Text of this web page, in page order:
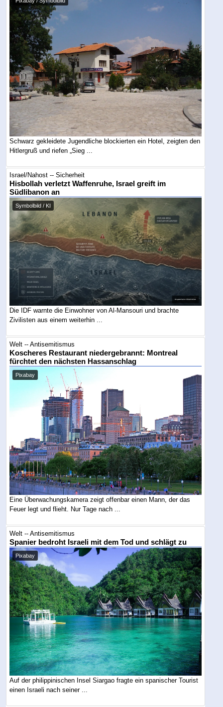
Schwarz gekleidete Jugendliche blockierten ein Hotel, zeigten den
Hitlergruß und riefen „Sieg ...
Israel/Nahost -- Sicherheit
Hisbollah verletzt Waffenruhe, Israel greift im
Südlibanon an
Symbolbild / KI
Die IDF warnte die Einwohner von Al-Mansouri und brachte
Zivilisten aus einem weiterhin ...
Welt -- Antisemitismus
Koscheres Restaurant niedergebrannt: Montreal
fürchtet den nächsten Hassanschlag
Pixabay
Eine Überwachungskamera zeigt offenbar einen Mann, der das
Feuer legt und flieht. Nur Tage nach ...
Welt -- Antisemitismus
Spanier bedroht Israeli mit dem Tod und schlägt zu
Pixabay
Auf der philippinischen Insel Siargao fragte ein spanischer Tourist
einen Israeli nach seiner ...